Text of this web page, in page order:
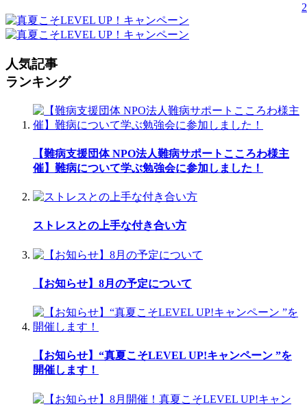
人気記事
ランキング
【難病支援団体 NPO法人難病サポートこころわ様主
催】難病について学ぶ勉強会に参加しました！
ストレスとの上手な付き合い方
【お知らせ】8月の予定について
【お知らせ】“真夏こそLEVEL UP!キャンペーン ”を
開催します！